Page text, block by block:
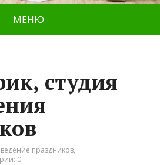
МЕНЮ
студия
праздников,
0